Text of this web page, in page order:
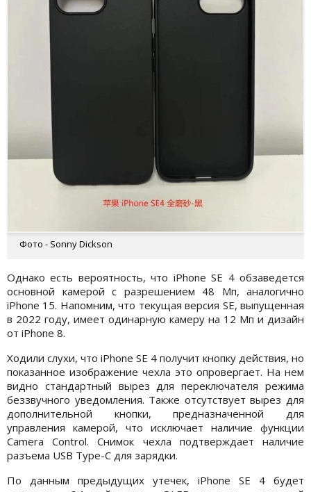
Фото - Sonny Dickson
Однако есть вероятность, что iPhone SE 4 обзаведется
основной камерой с разрешением 48 Мп, аналогично
iPhone 15. Напомним, что текущая версия SE, выпущенная
в 2022 году, имеет одинарную камеру на 12 Мп и дизайн
от iPhone 8.
Ходили слухи, что iPhone SE 4 получит кнопку действия, но
показанное изображение чехла это опровергает. На нем
видно стандартный вырез для переключателя режима
беззвучного уведомления. Также отсутствует вырез для
дополнительной кнопки, предназначенной для
управления камерой, что исключает наличие функции
Camera Control. Снимок чехла подтверждает наличие
разъема USB Type-C для зарядки.
По данным предыдущих утечек, iPhone SE 4 будет